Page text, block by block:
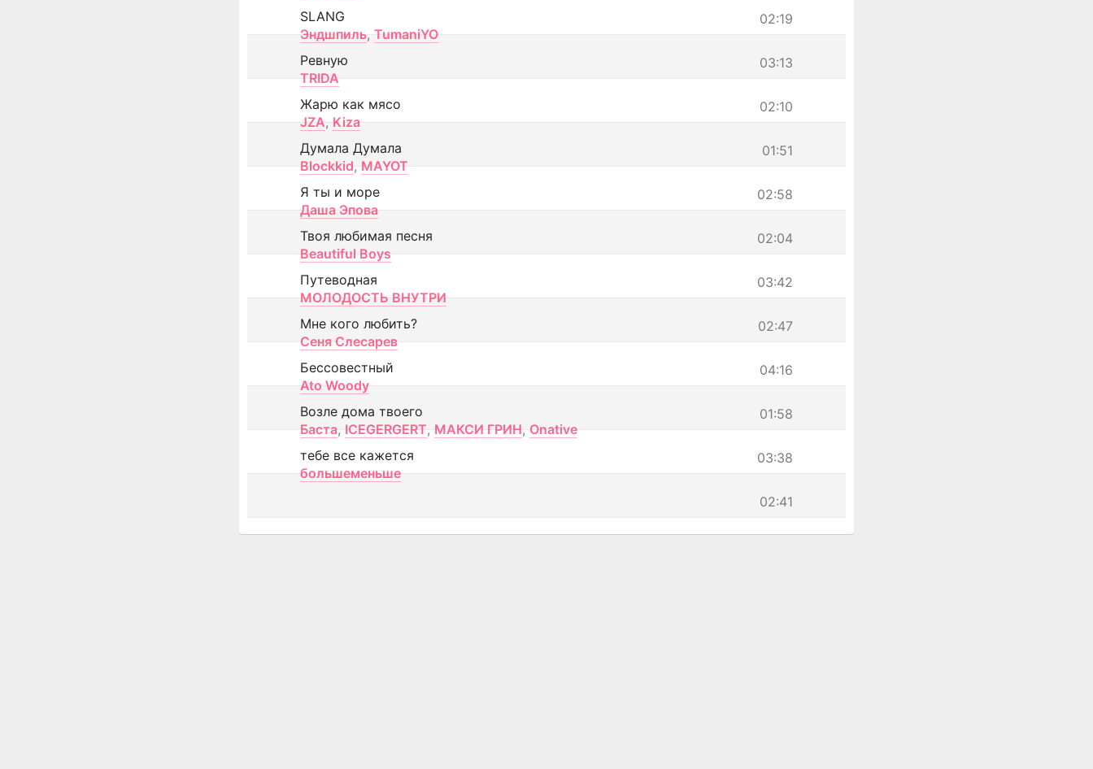
02:19
SLANG
Эндшпиль, TumaniYO
03:13
Ревную
TRIDA
02:10
Жарю как мясо
JZA, Kiza
01:51
Думала Думала
Blockkid, MAYOT
02:58
Я ты и море
Даша Эпова
02:04
Твоя любимая песня
Beautiful Boys
03:42
Путеводная
МОЛОДОСТЬ ВНУТРИ
02:47
Мне кого любить?
Сеня Слесарев
04:16
Бессовестный
Ato Woody
01:58
Возле дома твоего
Баста, ICEGERGERT, МАКСИ ГРИН, Onative
03:38
тебе все кажется
большеменьше
02:41